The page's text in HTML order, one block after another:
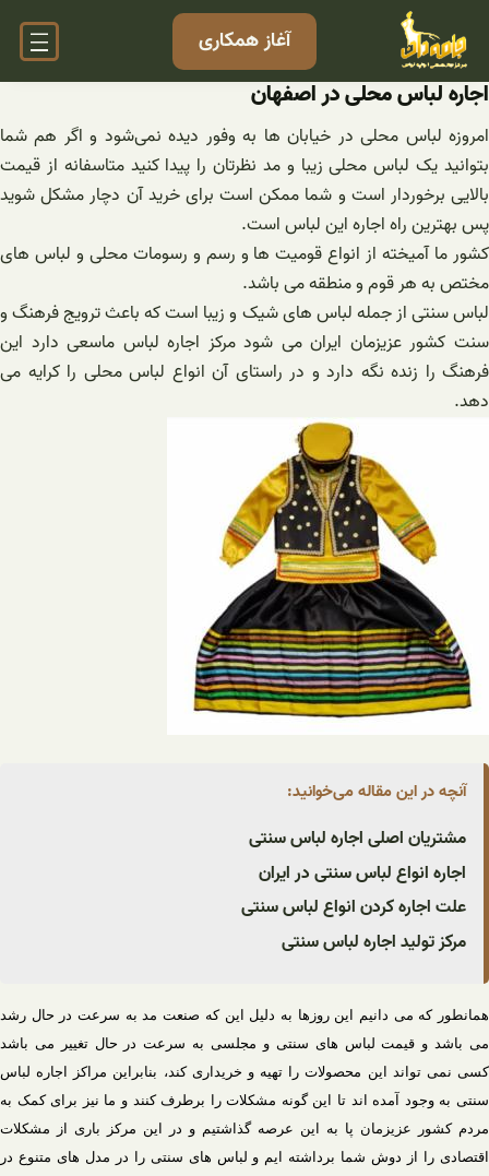
محتوا
آغاز همکاری
اجاره لباس محلی در اصفهان
امروزه لباس محلی در خیابان ها به وفور دیده نمی‌شود و اگر هم شما
بتوانید یک لباس محلی زیبا و مد نظرتان را پیدا کنید متاسفانه از قیمت
بالایی برخوردار است و شما ممکن است برای خرید آن دچار مشکل شوید
پس بهترین راه اجاره این لباس است.
کشور ما آمیخته از انواع قومیت ها و رسم و رسومات محلی و لباس های
مختص به هر قوم و منطقه می باشد.
لباس سنتی از جمله لباس های شیک و زیبا است که باعث ترویج فرهنگ و
سنت کشور عزیزمان ایران می شود مرکز اجاره لباس ماسعی دارد این
فرهنگ را زنده نگه دارد و در راستای آن انواع لباس محلی را کرایه می
دهد.
آنچه در این مقاله می‌خوانید:
مشتریان اصلی اجاره لباس سنتی
اجاره انواع لباس سنتی در ایران
علت اجاره کردن انواع لباس سنتی
مرکز تولید اجاره لباس سنتی
همانطور که می دانیم این روزها به دلیل این که صنعت مد به سرعت در حال رشد
می باشد و قیمت لباس های سنتی و مجلسی به سرعت در حال تغییر می باشد
کسی نمی تواند این محصولات را تهیه و خریداری کند، بنابراین مراکز اجاره لباس
سنتی به وجود آمده اند تا این گونه مشکلات را برطرف کنند و ما نیز برای کمک به
مردم کشور عزیزمان پا به این عرصه گذاشتیم و در این مرکز باری از مشکلات
اقتصادی را از دوش شما برداشته ایم و لباس های سنتی را در مدل های متنوع در